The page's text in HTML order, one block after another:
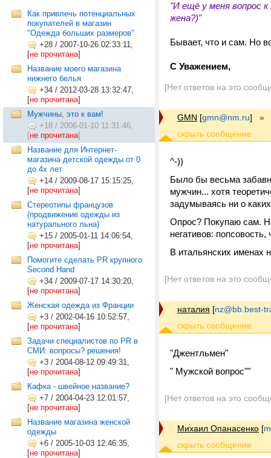
Как привлечь потенциальных
покупателей в магазин
"Одежда больших размеров"
+28 / 2007-10-26 02:33:11,
[не прочитана]
Название моего магазина
нижнего белья
+34 / 2012-03-28 13:32:47,
[не прочитана]
Мужчины, это к вам!
+18 / 2006-01-10 11:31:46,
[не прочитана]
Название для Интернет-
магазина детской одежды от 0
до 4х лет
+14 / 2009-08-17 15:15:25,
[не прочитана]
Стереотипы французов
(продвижение одежды из
натурального льна)
+15 / 2005-01-11 14:06:54,
[не прочитана]
Помогите сделать PR крупного
Second Hand
+34 / 2009-07-17 14:30:20,
[не прочитана]
Женская одежда из Франции
+3 / 2002-04-16 10:52:57,
[не прочитана]
Задачи специалистов по PR в
СМИ: вопросы? решения!
+3 / 2004-08-12 09:49:31,
[не прочитана]
Кафка - швейное название?
+7 / 2004-04-23 12:01:57,
[не прочитана]
Название магазина женской
одежды
+6 / 2005-10-03 12:46:35,
[не прочитана]
"И ещё у меня вопрос
жена?)"
Бывает, что и сам. Но
С Уважением,
[Нет ответов на это
GMN [gmn@nm.ru] »
^-))
Было бы весьма
мужчин... хотя
задумываясь ни о
Опрос? Покупаю сам.
негативов:
В итальянских именах
[Нет ответов на это
наталия [nz@bb.best-
"Джентльмен"
" Мужской вопрос""
[Нет ответов на это
Михаил Опанасенко [